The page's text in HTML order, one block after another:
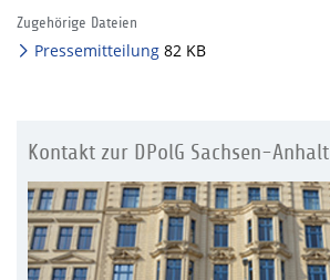
Zugehörige Dateien
Pressemitteilung 82 KB
Kontakt zur DPolG Sachsen-Anhalt